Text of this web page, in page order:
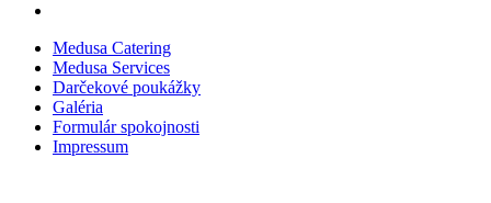
Medusa Catering
Medusa Services
Darčekové poukážky
Galéria
Formulár spokojnosti
Impressum